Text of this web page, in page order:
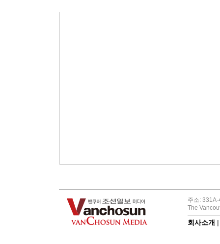
주소:
The
회사소개